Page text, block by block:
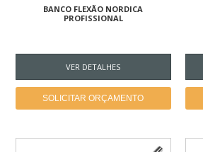
BANCO FLEXÃO NORDICA
PROFISSIONAL
VER DETALHES
SOLICITAR ORÇAMENTO